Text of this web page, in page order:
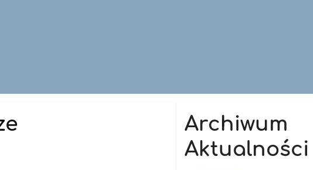
Archiwum
Aktualności